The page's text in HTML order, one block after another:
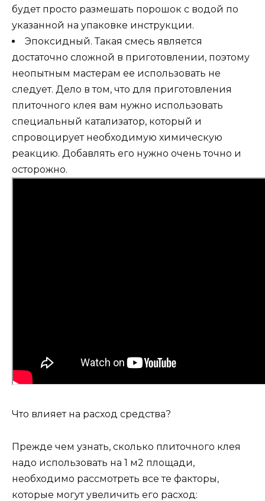
будет просто размешать порошок с водой по
указанной на упаковке инструкции.
Эпоксидный. Такая смесь является
достаточно сложной в приготовлении, поэтому
неопытным мастерам ее использовать не
следует. Дело в том, что для приготовления
плиточного клея вам нужно использовать
специальный катализатор, который и
спровоцирует необходимую химическую
реакцию. Добавлять его нужно очень точно и
осторожно.
Что влияет на расход средства?
Прежде чем узнать, сколько плиточного клея
надо использовать на 1 м2 площади,
необходимо рассмотреть все те факторы,
которые могут увеличить его расход: